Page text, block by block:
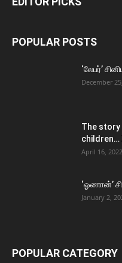
POPULAR POSTS
‘லேபர்’
December
The story
children…
April 16, 2022
‘ஓணான்’
January 2,
POPULAR CATEGORY